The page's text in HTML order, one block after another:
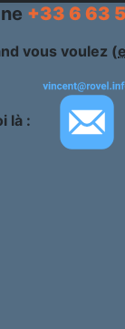
+33 6 63
vous voulez (
là :